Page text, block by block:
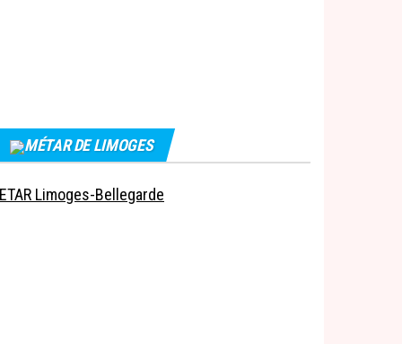
MÉTAR DE LIMOGES
Limoges-Bellegarde